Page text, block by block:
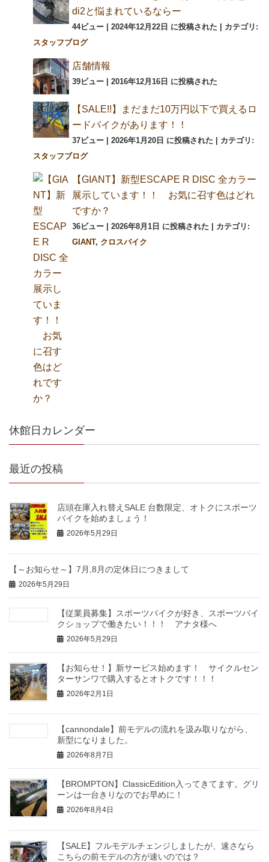
di2と悩まれているならー
44ビュー 2024年12月22日 に投稿された
カテゴリ:
スタッフブログ
店舗情報
39ビュー | 2016年12月16日 に投稿された
【SALE!!】まだまだ10万円以下で買えるロ
ードバイクがあります！！
37ビュー 2026年1月20日 に投稿された
カテゴリ:
スタッフブログ
【GIANT】新型ESCAPE R DISC 全カラー
展示しています！！ お気に召す色はどれ
ですか？
36ビュー 2026年8月1日 に投稿された
カテゴリ:
GIANT, クロスバイク
休館日カレンダー
最近の投稿
店頭在庫入れ替えSALE 台数限定、オトクにスポーツ
バイクを始めましょう！
2026年5月29日
【～お知らせ～】7月,8月の定休日につきまして
2026年5月29日
【従業員募集】スポーツバイクが好き、スポーツバイ
クショップで働きたい！！！ アナタ様へ
2026年5月29日
【お知らせ！】新サービス始めます！ サイクルセン
ターサンワで購入するとオトクです！！！
2026年2月1日
【cannondale】前モデルの流れを汲み取りながら、
新型になりました。
2026年8月7日
【BROMPTON】ClassicEdition入ってきてます。グリ
ーンは一台きりなのでお早めに！
2026年8月4日
【SALE】フルモデルチェンジしましたが、速さなら
こちらの前モデルの方が速いのでは？